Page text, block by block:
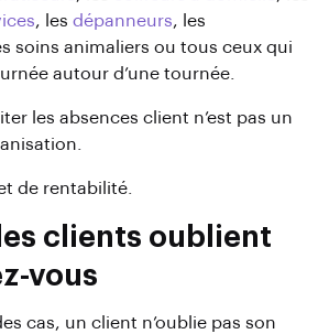
, les dépanneurs, les
soins animaliers ou tous ceux qui
autour d’une tournée.
les absences client n’est pas un
de rentabilité.
clients oublient
vous
cas, un client n’oublie pas son